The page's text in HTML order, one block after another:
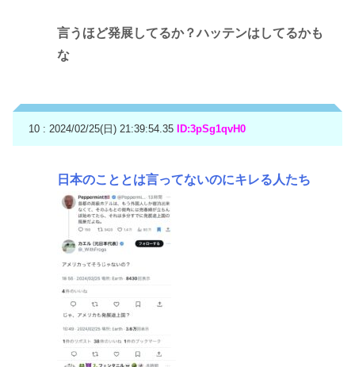
言うほど発展してるか？ハッテンはしてるかも
な
10 : 2024/02/25(日) 21:39:54.35 ID:3pSg1qvH0
日本のこととは言ってないのにキレる人たち